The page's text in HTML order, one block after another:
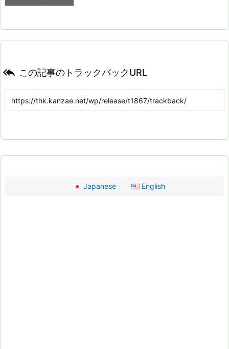
 この記事のトラックバックURL
Japanese English